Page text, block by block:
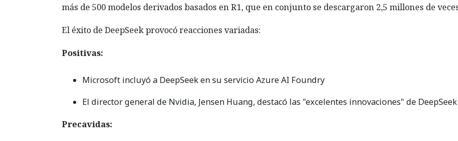
más de 500 modelos derivados basados en R1, que en conjunto se descargaron 2,5 millones de
El éxito de DeepSeek provocó reacciones variadas:
Positivas:
Microsoft incluyó a DeepSeek en su servicio Azure AI Foundry
El director general de Nvidia, Jensen Huang, destacó las "excelentes innovaciones" de DeepSeek
Precavidas: